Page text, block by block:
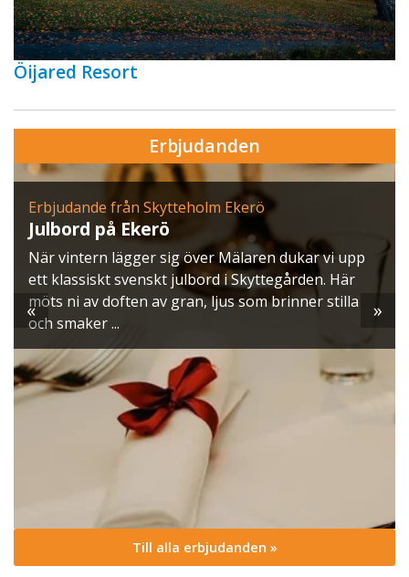
Öijared Resort
Erbjudanden
Erbjudande från Skytteholm Ekerö
Julbord på Ekerö
När vintern lägger sig över Mälaren dukar vi upp
ett klassiskt svenskt julbord i Skyttegården. Här
möts ni av doften av gran, ljus som brinner stilla
och smaker ...
« »
Till alla erbjudanden »